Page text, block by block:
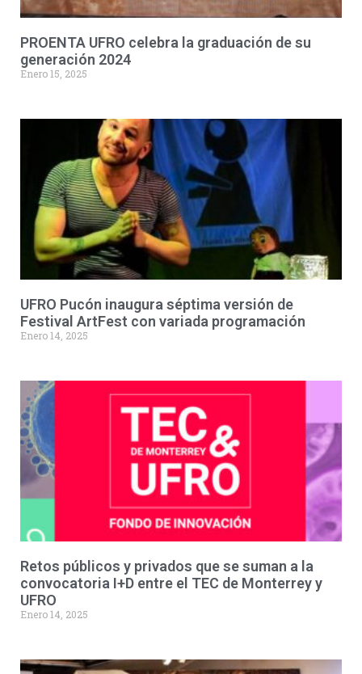
PROENTA UFRO celebra la graduación de su
generación 2024
Enero 15, 2025
UFRO Pucón inaugura séptima versión de
Festival ArtFest con variada programación
Enero 14, 2025
Retos públicos y privados que se suman a la
convocatoria I+D entre el TEC de Monterrey y
UFRO
Enero 14, 2025